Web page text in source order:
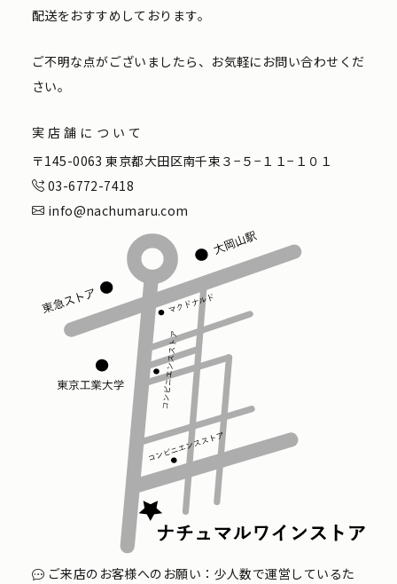
配送をおすすめしております。
ご不明な点がございましたら、お気軽にお問い合わせくだ
さい。
実店舗について
〒145-0063 東京都大田区南千束３−５−１１−１０１
03-6772-7418
info@nachumaru.com
ご来店のお客様へのお願い：少人数で運営しているた